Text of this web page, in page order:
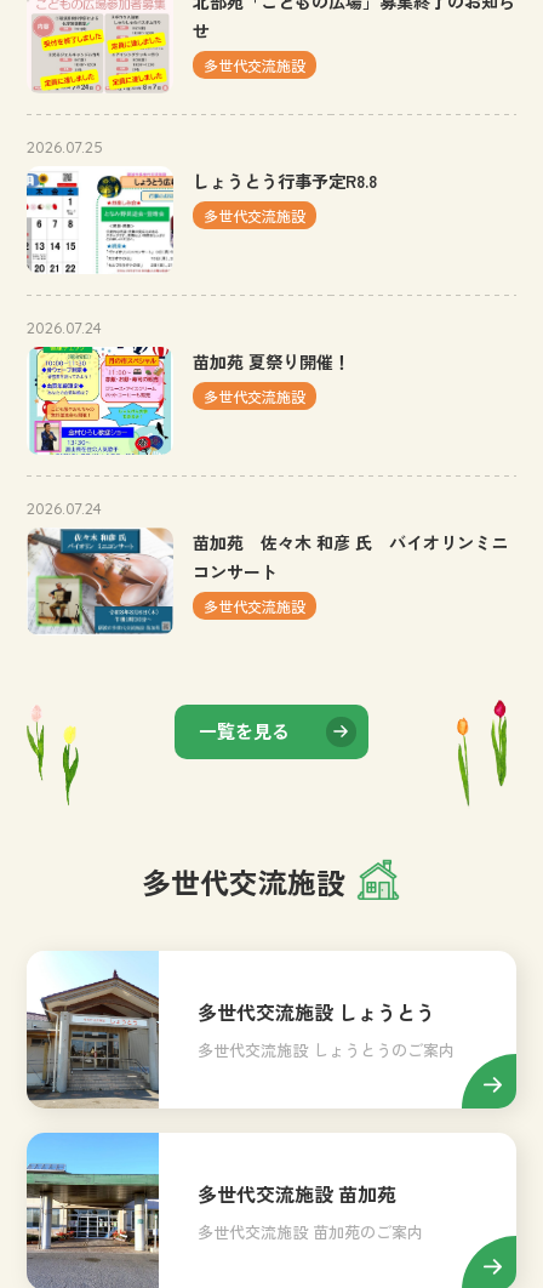
せ
多世代交流施設
しょうとう行事予定R8.8
多世代交流施設
2026.07.25
苗加苑 夏祭り開催！
多世代交流施設
2026.07.24
苗加苑 佐々木 和彦 氏 バイオリンミニ
コンサート
多世代交流施設
2026.07.24
一覧を見る
多世代交流施設
多世代交流施設 しょうとう
多世代交流施設 しょうとうのご案内
多世代交流施設 苗加苑
多世代交流施設 苗加苑のご案内